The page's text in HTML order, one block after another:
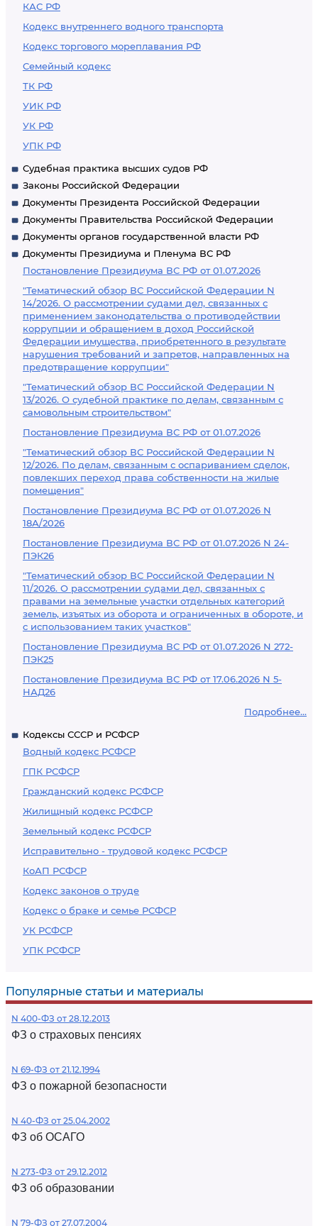
КАС РФ
Кодекс внутреннего водного транспорта
Кодекс торгового мореплавания РФ
Семейный кодекс
ТК РФ
УИК РФ
УК РФ
УПК РФ
Судебная практика высших судов РФ
Законы Российской Федерации
Документы Президента Российской Федерации
Документы Правительства Российской Федерации
Документы органов государственной власти РФ
Документы Президиума и Пленума ВС РФ
Постановление Президиума ВС РФ от 01.07.2026
"Тематический обзор ВС Российской Федерации N
14/2026. О рассмотрении судами дел, связанных с
применением законодательства о противодействии
коррупции и обращением в доход Российской
Федерации имущества, приобретенного в результате
нарушения требований и запретов, направленных на
предотвращение коррупции"
"Тематический обзор ВС Российской Федерации N
13/2026. О судебной практике по делам, связанным с
самовольным строительством"
Постановление Президиума ВС РФ от 01.07.2026
"Тематический обзор ВС Российской Федерации N
12/2026. По делам, связанным с оспариванием сделок,
повлекших переход права собственности на жилые
помещения"
Постановление Президиума ВС РФ от 01.07.2026 N
18А/2026
Постановление Президиума ВС РФ от 01.07.2026 N 24-
ПЭК26
"Тематический обзор ВС Российской Федерации N
11/2026. О рассмотрении судами дел, связанных с
правами на земельные участки отдельных категорий
земель, изъятых из оборота и ограниченных в обороте, и
с использованием таких участков"
Постановление Президиума ВС РФ от 01.07.2026 N 272-
ПЭК25
Постановление Президиума ВС РФ от 17.06.2026 N 5-
НАД26
Подробнее...
Кодексы СССР и РСФСР
Водный кодекс РСФСР
ГПК РСФСР
Гражданский кодекс РСФСР
Жилищный кодекс РСФСР
Земельный кодекс РСФСР
Исправительно - трудовой кодекс РСФСР
КоАП РСФСР
Кодекс законов о труде
Кодекс о браке и семье РСФСР
УК РСФСР
УПК РСФСР
Популярные статьи и материалы
N 400-ФЗ от 28.12.2013
ФЗ о страховых пенсиях
N 69-ФЗ от 21.12.1994
ФЗ о пожарной безопасности
N 40-ФЗ от 25.04.2002
ФЗ об ОСАГО
N 273-ФЗ от 29.12.2012
ФЗ об образовании
N 79-ФЗ от 27.07.2004